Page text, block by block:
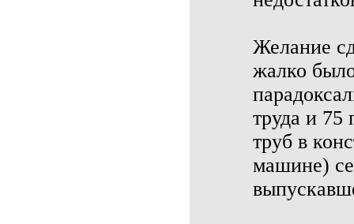
Желание
жалко
труда и 75
труб в
машине)